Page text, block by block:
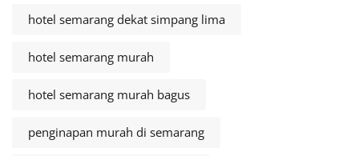
hotel semarang dekat simpang lima
hotel semarang murah
hotel semarang murah bagus
penginapan murah di semarang